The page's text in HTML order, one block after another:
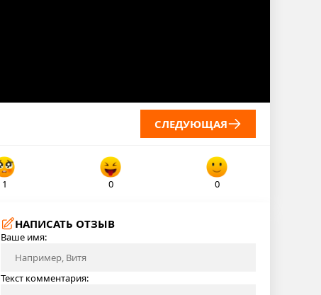
СЛЕДУЮЩАЯ
1 0 0
НАПИСАТЬ ОТЗЫВ
Ваше имя:
Текст комментария: